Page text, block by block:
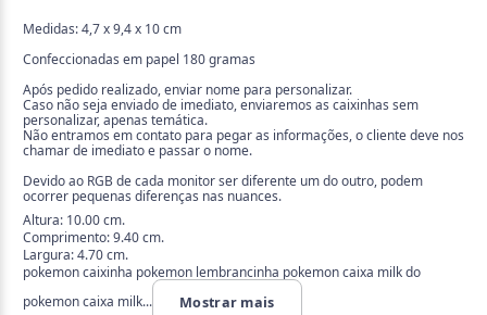
Medidas: 4,7 x 9,4 x 10 cm
Confeccionadas em papel 180 gramas
Após pedido realizado, enviar nome para personalizar.
Caso não seja enviado de imediato, enviaremos as caixinhas sem
personalizar, apenas temática.
Não entramos em contato para pegar as informações, o cliente deve nos
chamar de imediato e passar o nome.
Devido ao RGB de cada monitor ser diferente um do outro, podem
ocorrer pequenas diferenças nas nuances.
Altura: 10.00 cm.
Comprimento: 9.40 cm.
Largura: 4.70 cm.
pokemon caixinha pokemon lembrancinha pokemon caixa milk do
pokemon caixa milk...
Mostrar mais